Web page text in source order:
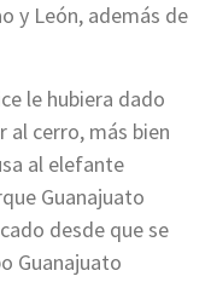
y León, además de
le hubiera dado
al cerro, más bien
al elefante
Guanajuato
desde que se
Guanajuato